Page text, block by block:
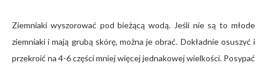
Ziemniaki wyszorować pod bieżącą wodą. Jeśli nie są to młode
ziemniaki i mają grubą skórę, można je obrać. Dokładnie osuszyć i
przekroić na 4-6 części mniej więcej jednakowej wielkości. Posypać